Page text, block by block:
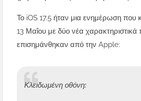
Το iOS 17.5 ήταν μια ενημέρωση που
13 Μαΐου με δύο νέα χαρακτηριστικά
επισημάνθηκαν από την Apple:
Κλειδωμένη οθόνη: